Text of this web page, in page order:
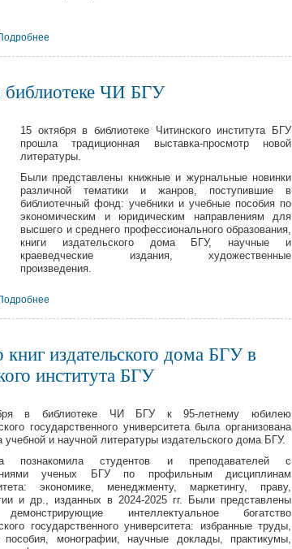
библиотеке ЧИ БГУ
15 октября в библиотеке Читинского института БГУ
прошла традиционная выставка-просмотр новой
литературы.
Были представлены книжные и журнальные новинки
различной тематики и жанров, поступившие в
библиотечный фонд: учебники и учебные пособия по
экономическим и юридическим направлениям для
высшего и среднего профессионального образования,
книги издательского дома БГУ, научные и
краеведческие издания, художественные
произведения.
издательского дома БГУ в
института БГУ
в библиотеке ЧИ БГУ к 95-летнему юбилею
государственного университета была организована
учебной и научной литературы издательского дома БГУ.
познакомила студентов и преподавателей с
ученых БГУ по профильным дисциплинам
экономике, менеджменту, маркетингу, праву,
и др., изданных в 2024-2025 гг. Были представлены
интеллектуальное богатство
государственного университета: избранные труды,
пособия, монографии, научные доклады, практикумы,